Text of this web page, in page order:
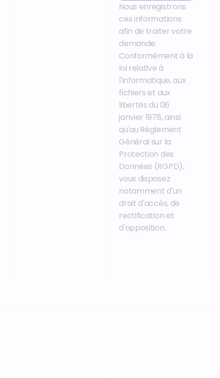
Nous enregistrons
ces informations
afin de traiter votre
demande.
Conformément à la
loi relative à
l'informatique, aux
fichiers et aux
libertés du 06
janvier 1978, ainsi
qu'au Règlement
Général sur la
Protection des
Données (RGPD),
vous disposez
notamment d'un
droit d'accès, de
rectification et
d'opposition.